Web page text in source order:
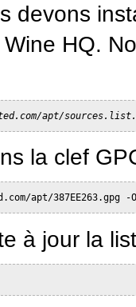
devons
HQ.
apt/
la clef
apt/387EE263.gpg
à jour la